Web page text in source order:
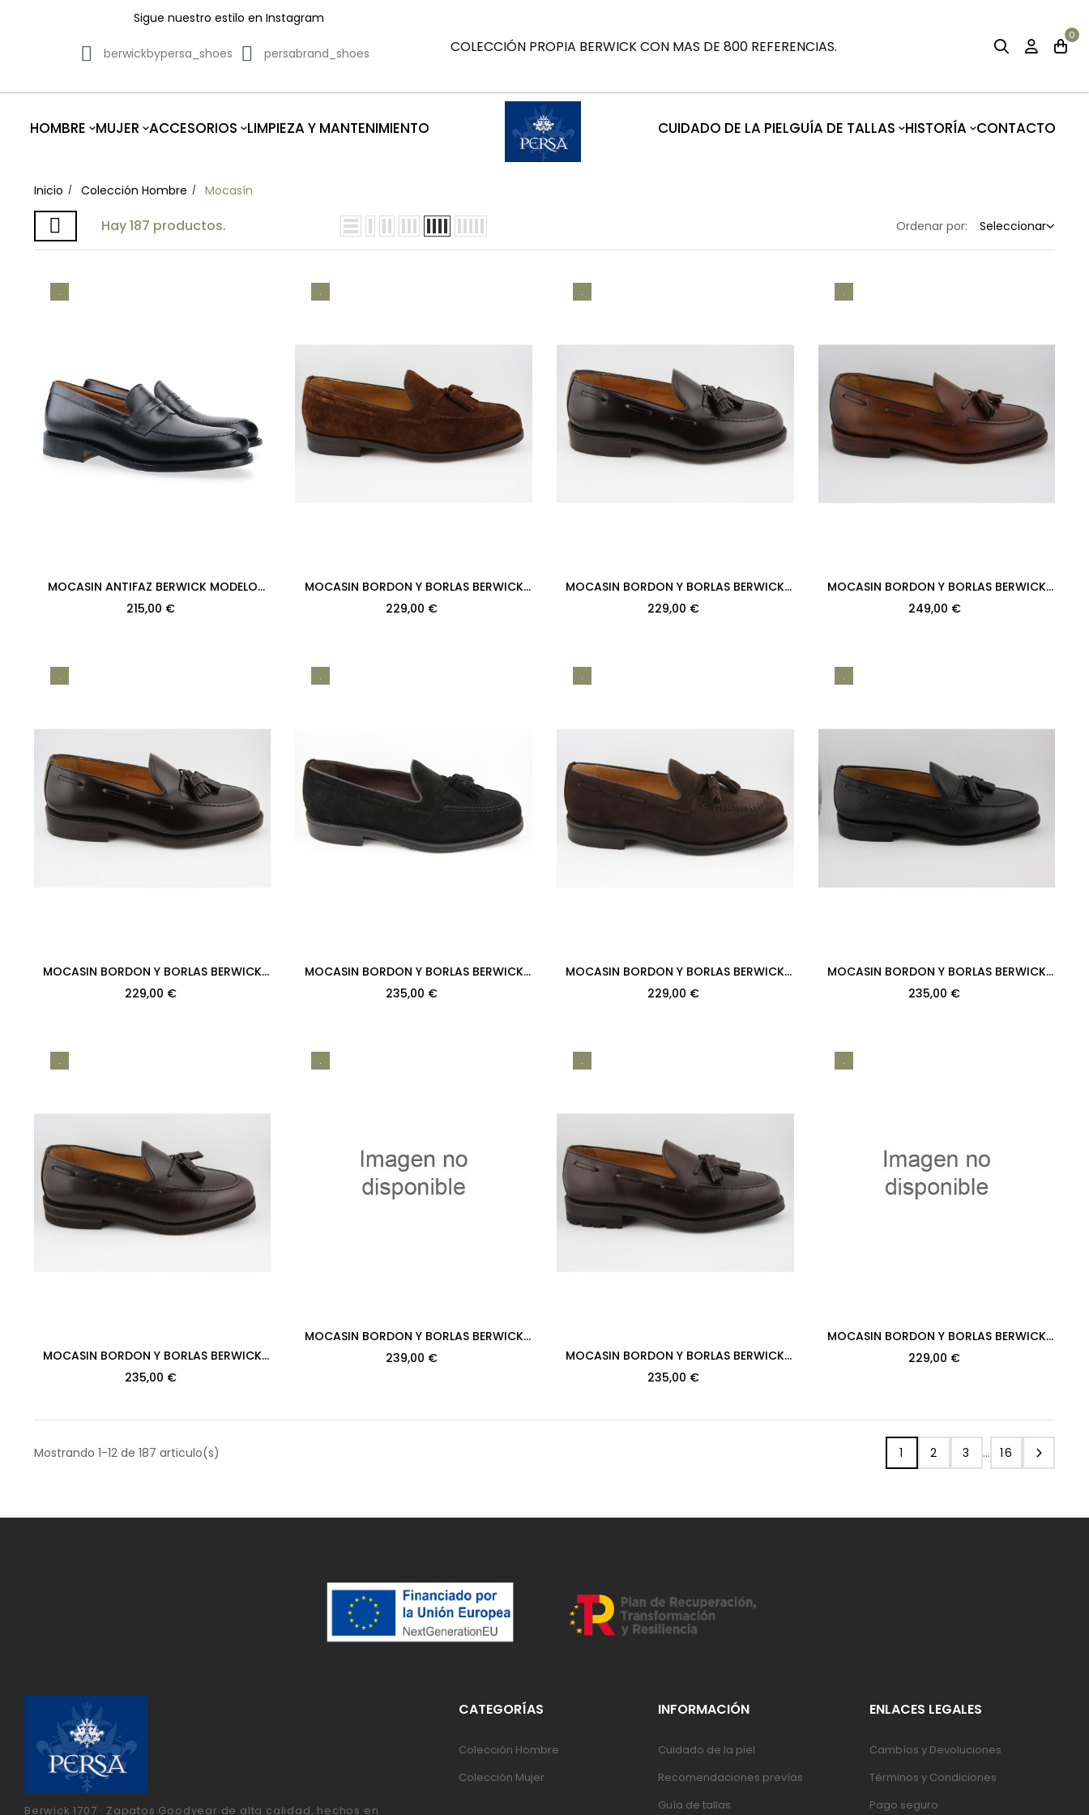
Sigue nuestro estilo en Instagram
berwickbypersa_shoes persabrand_shoes COLECCIÓN PROPIA BERWICK CON MAS DE 800 REFERENCIAS.
0
HOMBRE MUJER ACCESORIOS LIMPIEZA Y MANTENIMIENTO CUIDADO DE LA PIELGUÍA DE TALLAS HISTORÍA CONTACTO
Inicio Colección Hombre Mocasín
Hay 187 productos. Ordenar por: Seleccionar
.
MOCASIN ANTIFAZ BERWICK MODELO
4545-K1 H184 BOX CALF NEGRO SUELA
215,00 €
.
MOCASIN BORDON Y BORLAS BERWICK
MODELO 8491PR H08 SUPERBUCK SNUFF...
229,00 €
.
MOCASIN BORDON Y BORLAS BERWICK
MODELO 8491PR H08 ROIS MARRON
229,00 €
.
MOCASIN BORDON Y BORLAS BERWICK
MODELO 8491PR H08 CRUST MARRON...
249,00 €
.
MOCASIN BORDON Y BORLAS BERWICK
MODELO 8491PR H08 ROIS MARRON
229,00 €
.
MOCASIN BORDON Y BORLAS BERWICK
MODELO 8491PR H08 REPELLO GUM OIL...
235,00 €
.
MOCASIN BORDON Y BORLAS BERWICK
MODELO 8491PR H08 SUPERBUCK 173
229,00 €
.
MOCASIN BORDON Y BORLAS BERWICK
MODELO 8491PR H08 RUSH CALF NEGRO...
235,00 €
.
MOCASIN BORDON Y BORLAS BERWICK
MODELO 8491PR H08 RUSH CALF
235,00 €
.
MOCASIN BORDON Y BORLAS BERWICK
MODELO 8491PR H08 BOXCALF BURDEOS...
239,00 €
.
MOCASIN BORDON Y BORLAS BERWICK
MODELO 8491PR H08 NEW VINTAGE
235,00 €
.
MOCASIN BORDON Y BORLAS BERWICK
MODELO 8491PR H08 ROIS BURDEOS
229,00 €
Mostrando 1-12 de 187 articulo(s) 1 2 3 … 16
Berwick 1707 · Zapatos Goodyear de alta calidad, hechos en
CATEGORÍAS
Colección Hombre
Colección Mujer
INFORMACIÓN
Cuidado de la piel
Recomendaciones prevías
Guía de tallas
ENLACES LEGALES
Cambíos y Devoluciones
Términos y Condiciones
Pago seguro